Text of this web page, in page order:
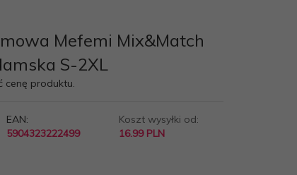
Mefemi Mix&Match
S-2XL
cenę produktu.
EAN:
5904323222499
Koszt wysyłki od:
16.99 PLN